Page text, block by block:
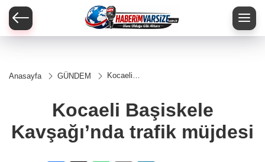
Anasayfa GÜNDEM
Kocaeli
trafik
müjdesi
Kocaeli Başiskele
Kavşağı’nda trafik müjdesi